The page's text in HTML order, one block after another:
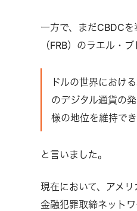
一方で、まだCBDC
（FRB）のラエル・
ドルの世界におけ
のデジタル通貨の
様の地位を維持で
と言いました。
現在において、アメ
金融犯罪取締ネット